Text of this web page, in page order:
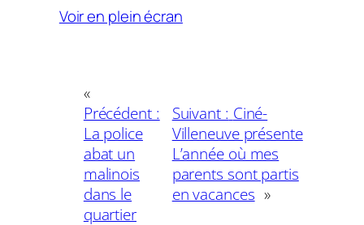
Voir en plein écran
«
Précédent :
La police
abat un
malinois
dans le
quartier
Suivant : Ciné-
Villeneuve présente
L’année où mes
parents sont partis
en vacances »